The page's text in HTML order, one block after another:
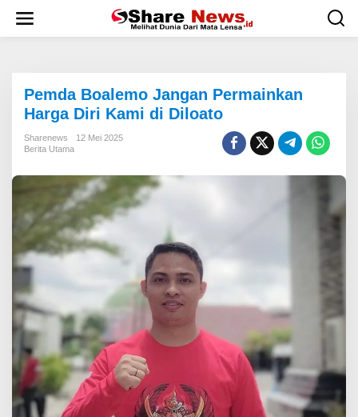
w
Pemda Boalemo Jangan Permainkan
Harga Diri Kami di Diloato
Sharenews
12 Mei 2025
Berita Utama